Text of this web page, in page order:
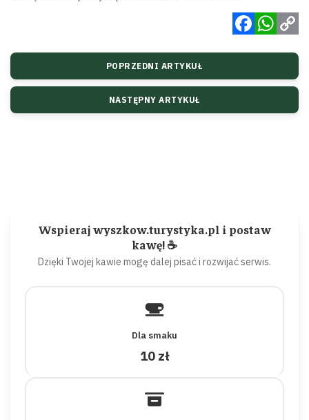
POPRZEDNI ARTYKUŁ
NASTĘPNY ARTYKUŁ
Wspieraj wyszkow.turystyka.pl i postaw
kawę! ☕
Dzięki Twojej kawie mogę dalej pisać i rozwijać serwis.
Dla smaku
10 zł